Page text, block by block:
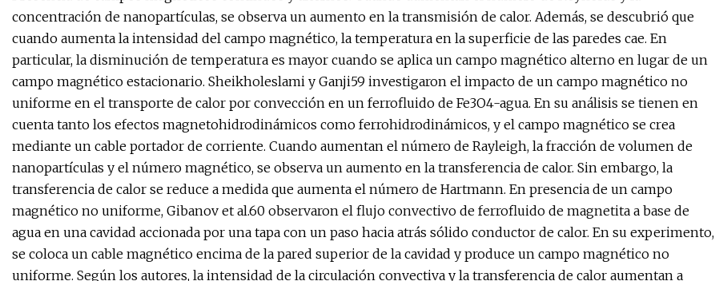
concentración de nanopartículas, se observa un aumento en la transmisión de calor. Además, se descubrió que
cuando aumenta la intensidad del campo magnético, la temperatura en la superficie de las paredes cae. En
particular, la disminución de temperatura es mayor cuando se aplica un campo magnético alterno en lugar de un
campo magnético estacionario. Sheikholeslami y Ganji59 investigaron el impacto de un campo magnético no
uniforme en el transporte de calor por convección en un ferrofluido de Fe3O4-agua. En su análisis se tienen en
cuenta tanto los efectos magnetohidrodinámicos como ferrohidrodinámicos, y el campo magnético se crea
mediante un cable portador de corriente. Cuando aumentan el número de Rayleigh, la fracción de volumen de
nanopartículas y el número magnético, se observa un aumento en la transferencia de calor. Sin embargo, la
transferencia de calor se reduce a medida que aumenta el número de Hartmann. En presencia de un campo
magnético no uniforme, Gibanov et al.60 observaron el flujo convectivo de ferrofluido de magnetita a base de
agua en una cavidad accionada por una tapa con un paso hacia atrás sólido conductor de calor. En su experimento,
se coloca un cable magnético encima de la pared superior de la cavidad y produce un campo magnético no
uniforme. Según los autores, la intensidad de la circulación convectiva y la transferencia de calor aumentan a